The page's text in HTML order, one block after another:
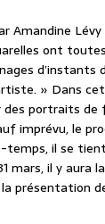
Amandine
ont
d’instants
» Dans
des portraits
imprévu, le
il se
mars, il y
présentation